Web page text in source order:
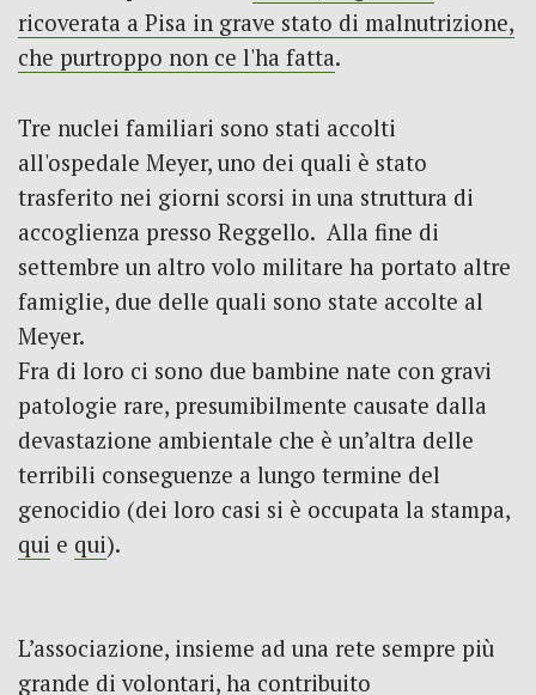
ricoverata a Pisa in grave stato di malnutrizione,
che purtroppo non ce l'ha fatta.
Tre nuclei familiari sono stati accolti
all'ospedale Meyer, uno dei quali è stato
trasferito nei giorni scorsi in una struttura di
accoglienza presso Reggello. Alla fine di
settembre un altro volo militare ha portato altre
famiglie, due delle quali sono state accolte al
Meyer.
Fra di loro ci sono due bambine nate con gravi
patologie rare, presumibilmente causate dalla
devastazione ambientale che è un’altra delle
terribili conseguenze a lungo termine del
genocidio (dei loro casi si è occupata la stampa,
qui e qui).
L’associazione, insieme ad una rete sempre più
grande di volontari, ha contribuito